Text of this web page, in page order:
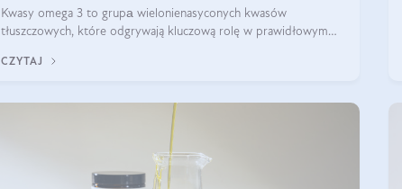
Kwasy omega 3 to grupа wielonienasyconych kwasów
tłuszczowych, które odgrywają kluczową rolę w prawidłowym
układu odpornościowego.
CZYTAJ